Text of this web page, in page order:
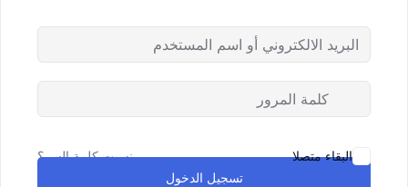
الشهادات
المدونة
تواصل معنا
البقاء متصلا نسيت كلمة السر؟
تسجيل الدخول
Remember me
Lost your password?